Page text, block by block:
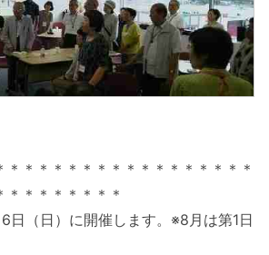
＊＊＊＊＊＊＊＊＊＊＊＊＊＊＊＊＊
＊＊＊＊＊＊＊＊
日（日）に開催します。※8月は第1日